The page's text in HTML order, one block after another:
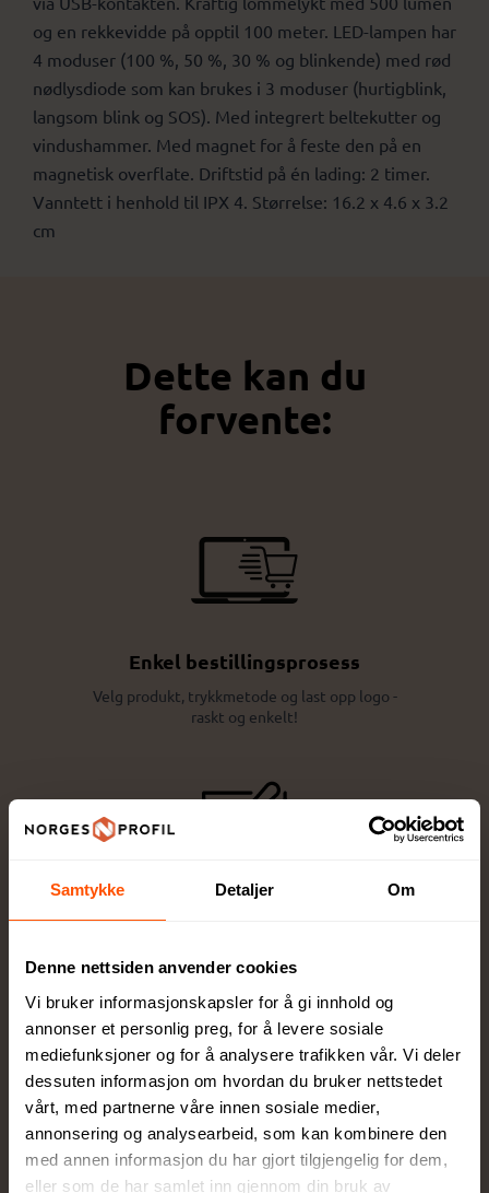
Samtykke Detaljer Om
Denne nettsiden anvender cookies
Vi bruker informasjonskapsler for å gi innhold og
annonser et personlig preg, for å levere sosiale
mediefunksjoner og for å analysere trafikken vår. Vi deler
dessuten informasjon om hvordan du bruker nettstedet
vårt, med partnerne våre innen sosiale medier,
annonsering og analysearbeid, som kan kombinere den
med annen informasjon du har gjort tilgjengelig for dem,
eller som de har samlet inn gjennom din bruk av
og en rekkevidde på opptil 100 meter. LED-lampen har
4 moduser (100 %, 50 %, 30 % og blinkende) med rød
nødlysdiode som kan brukes i 3 moduser (hurtigblink,
langsom blink og SOS). Med integrert beltekutter og
vindushammer. Med magnet for å feste den på en
magnetisk overflate. Driftstid på én lading: 2 timer.
Vanntett i henhold til IPX 4. Størrelse: 16.2 x 4.6 x 3.2
cm
Dette kan du
forvente:
Enkel bestillingsprosess
Velg produkt, trykkmetode og last opp logo -
raskt og enkelt!
Design og tilpasning
rådgivere for perfekt tilpasning
Full kontroll
Du godkjenner alltid korrektur før vi setter